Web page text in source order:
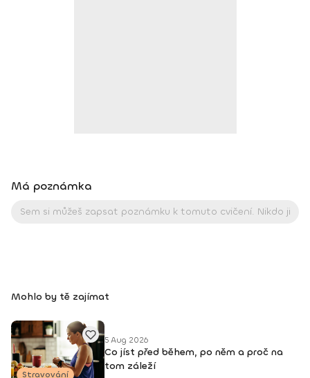
Ludmily Mojžíšové (cvičení vhodné pro ženy, které nemůžou
otěhotnět, při bolesti zad, bolestivé menstruaci atd.)
vývojová kineziologie ve fitness (3D fitness) základní školení
(MyPilates) funkční diagnostika a stabilizační systém
Academy) cvičení a výživa těhotných (Trenérská škola Petra
Stacha) praktické výživové poradenství (NUTRIS) diastáza –
a co s ní (MyPilates) Foam Rolling – Principles & Practises
(Triggerpoint) držení těla – svalové řetězce (IQ pohyb)
Má poznámka
Mohlo by tě zajímat
Stravování
5 Aug 2026
Co jíst před během, po něm a proč na
tom záleží